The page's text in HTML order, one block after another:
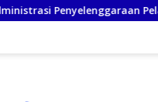
Pelayanan Publik